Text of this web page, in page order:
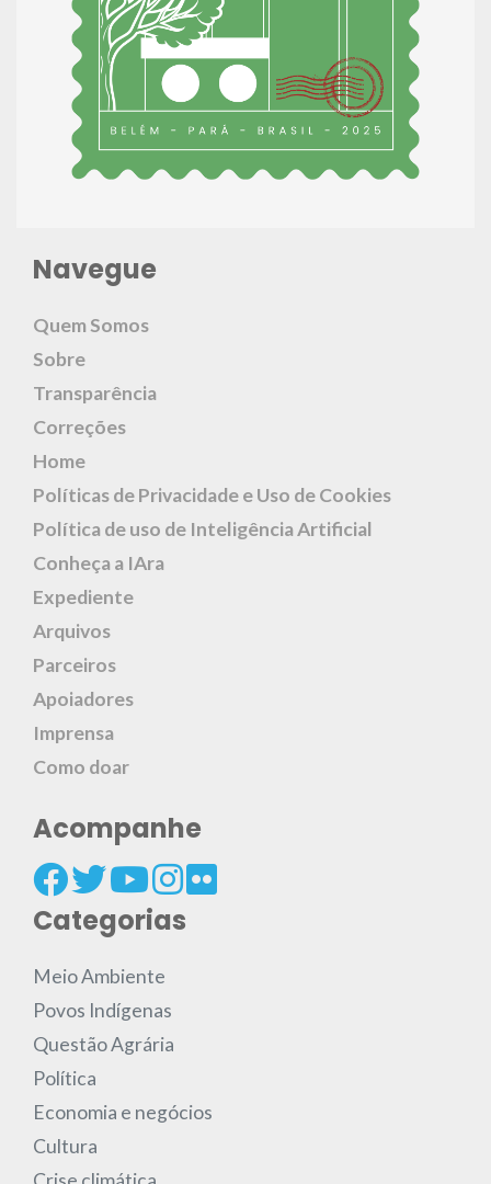
Navegue
Quem Somos
Sobre
Transparência
Correções
Home
Políticas de Privacidade e Uso de Cookies
Política de uso de Inteligência Artificial
Conheça a IAra
Expediente
Arquivos
Parceiros
Apoiadores
Imprensa
Como doar
Acompanhe
Categorias
Meio Ambiente
Povos Indígenas
Questão Agrária
Política
Economia e negócios
Cultura